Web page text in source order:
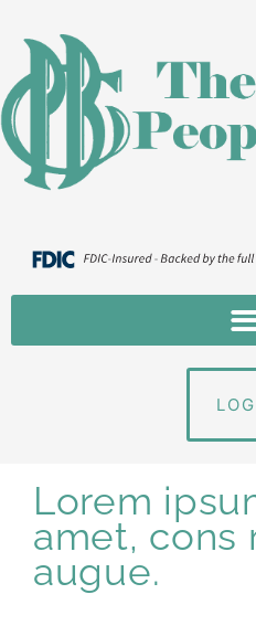
Lorem
amet, cons
augue.